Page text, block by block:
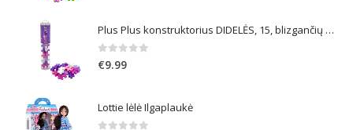
Plus Plus konstruktorius DIDELĖS, 15, blizgančių spalvų
0out of 5
€9.99
Lottie lėlė Ilgaplaukė